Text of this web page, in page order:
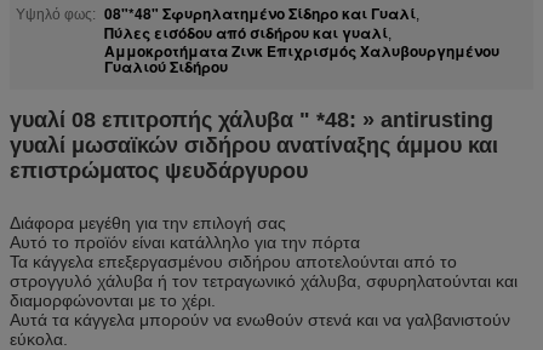
Υψηλό φως: 08"*48" Σφυρηλατημένο Σίδηρο και Γυαλί,
Πύλες εισόδου από σιδήρου και γυαλί,
Αμμοκροτήματα Ζινκ Επιχρισμός Χαλυβουργημένου
Γυαλιού Σιδήρου
γυαλί 08 επιτροπής χάλυβα " *48: » antirusting
γυαλί μωσαϊκών σιδήρου ανατίναξης άμμου και
επιστρώματος ψευδάργυρου
Διάφορα μεγέθη για την επιλογή σας
Αυτό το προϊόν είναι κατάλληλο για την πόρτα
Τα κάγγελα επεξεργασμένου σιδήρου αποτελούνται από το
στρογγυλό χάλυβα ή τον τετραγωνικό χάλυβα, σφυρηλατούνται και
διαμορφώνονται με το χέρι.
Αυτά τα κάγγελα μπορούν να ενωθούν στενά και να γαλβανιστούν
εύκολα.